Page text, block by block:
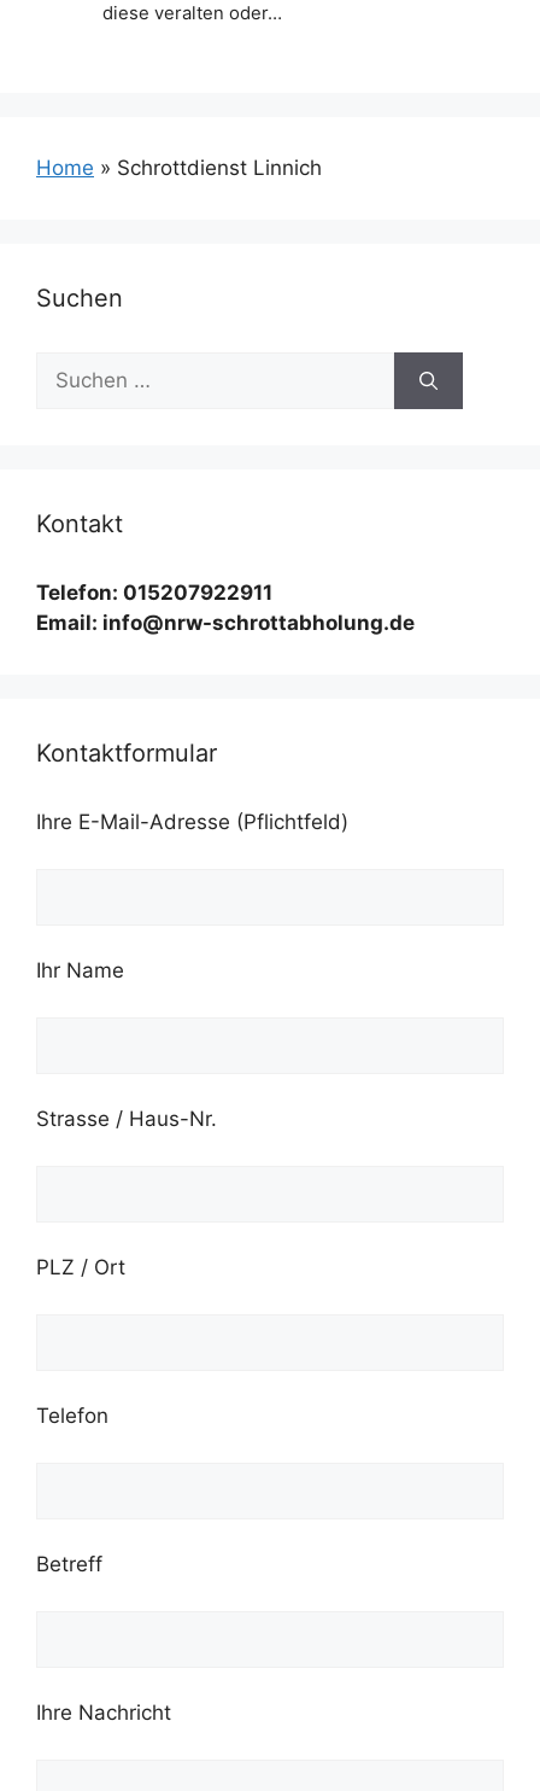
diese veralten oder…
Home » Schrottdienst Linnich
Suchen
Suchen
nach:
Kontakt
Telefon: 015207922911
Email: info@nrw-schrottabholung.de
Kontaktformular
Ihre E-Mail-Adresse (Pflichtfeld)
Ihr Name
Strasse / Haus-Nr.
PLZ / Ort
Telefon
Betreff
Ihre Nachricht